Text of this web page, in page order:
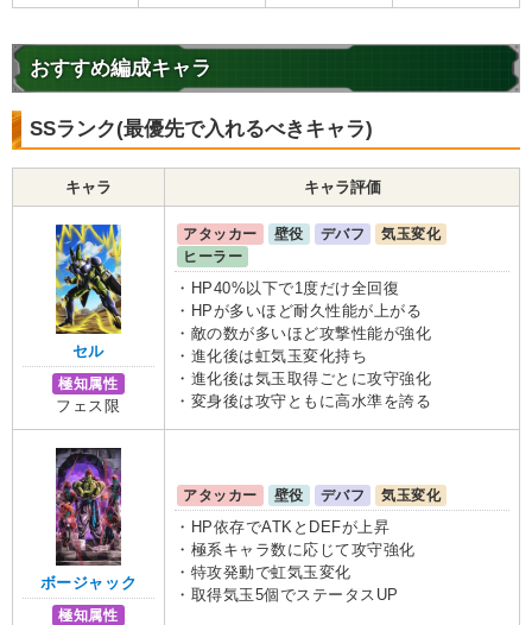
おすすめ編成キャラ
SSランク(最優先で入れるべきキャラ)
キャラ キャラ評価
セル
極知属性
フェス限
アタッカー 壁役 デバフ
気玉変化
ヒーラー
・HP40%以下で1度だけ全回復
・HPが多いほど耐久性能が上がる
・敵の数が多いほど攻撃性能が強化
・進化後は虹気玉変化持ち
・進化後は気玉取得ごとに攻守強化
・変身後は攻守ともに高水準を誇る
ボージャック
極知属性
アタッカー 壁役 デバフ
気玉変化
・HP依存でATKとDEFが上昇
・極系キャラ数に応じて攻守強化
・特攻発動で虹気玉変化
・取得気玉5個でステータスUP